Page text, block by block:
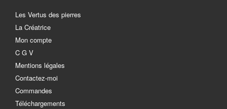
Les Vertus des pierres
La Créatrice
Mon compte
C G V
Mentions légales
Contactez-moi
Commandes
Téléchargements